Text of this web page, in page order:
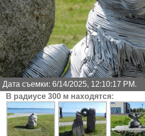
Дата съемки: 6/14/2025, 12:10:17 PM.
В радиусе 300 м находятся: